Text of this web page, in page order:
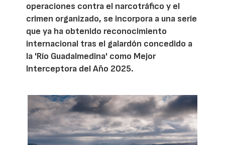
operaciones contra el narcotráfico y el
crimen organizado, se incorpora a una serie
que ya ha obtenido reconocimiento
internacional tras el galardón concedido a
la 'Río Guadalmedina' como Mejor
Interceptora del Año 2025.